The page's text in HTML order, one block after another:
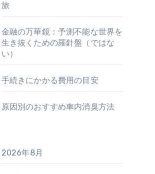
旅
金融の万華鏡：予測不能な世界を
生き抜くための羅針盤（ではな
い）
手続きにかかる費用の目安
原因別のおすすめ車内消臭方法
2026年8月